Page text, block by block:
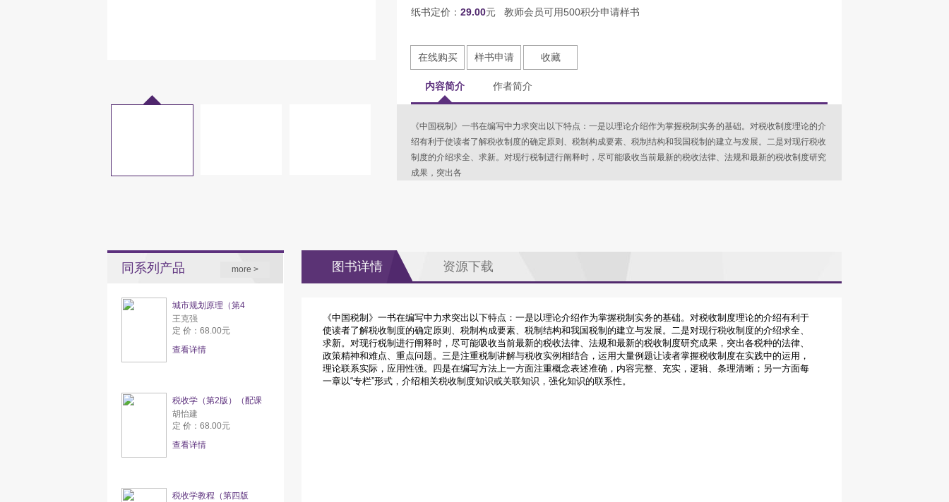
纸书定价： 29.00元 教师会员可用500积分申请样书
在线购买 样书申请 收藏
内容简介 作者简介
《中国税制》一书在编写中力求突出以下特点：一是以理论介绍作为掌握税制实务的基础。对税收制度理论的介
绍有利于使读者了解税收制度的确定原则、税制构成要素、税制结构和我国税制的建立与发展。二是对现行税收
制度的介绍求全、求新。对现行税制进行阐释时，尽可能吸收当前最新的税收法律、法规和最新的税收制度研究
成果，突出各
同系列产品 more >
城市规划原理（第4
王克强
定 价：68.00元
查看详情
税收学（第2版）（配课
胡怡建
定 价：68.00元
查看详情
税收学教程（第四版
图书详情 资源下载
《中国税制》一书在编写中力求突出以下特点：一是以理论介绍作为掌握税制实务的基础。对税收制度理论的介绍有利于
使读者了解税收制度的确定原则、税制构成要素、税制结构和我国税制的建立与发展。二是对现行税收制度的介绍求全、
求新。对现行税制进行阐释时，尽可能吸收当前最新的税收法律、法规和最新的税收制度研究成果，突出各税种的法律、
政策精神和难点、重点问题。三是注重税制讲解与税收实例相结合，运用大量例题让读者掌握税收制度在实践中的运用，
理论联系实际，应用性强。四是在编写方法上一方面注重概念表述准确，内容完整、充实，逻辑、条理清晰；另一方面每
一章以“专栏”形式，介绍相关税收制度知识或关联知识，强化知识的联系性。